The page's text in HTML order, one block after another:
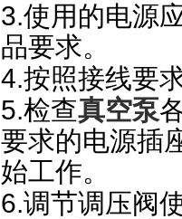
3.使用的电源
品要求。
4.按照接线要
5.检查真空泵
要求的电源插
始工作。
6.调节调压阀